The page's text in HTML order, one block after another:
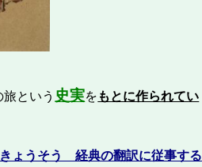
という 史実を もとに作られてい
ょうそう 経典の翻訳に従事する